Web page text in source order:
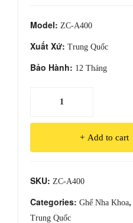
Model: ZC-A400
Xuất Xứ: Trung Quốc
Bảo Hành: 12 Tháng
Khoa
Cấp
A400
quantity
Add to cart
SKU: ZC-A400
Categories: Ghế Nha Khoa,
Trung Quốc